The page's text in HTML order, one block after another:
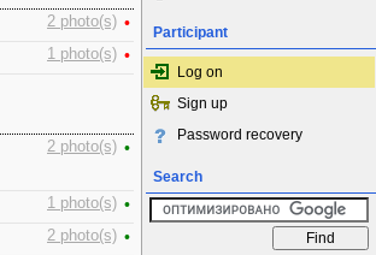
2 photo(s) •
1 photo(s) •
2 photo(s) •
1 photo(s) •
2 photo(s) •
Participant
Log on
Sign up
Password recovery
Search